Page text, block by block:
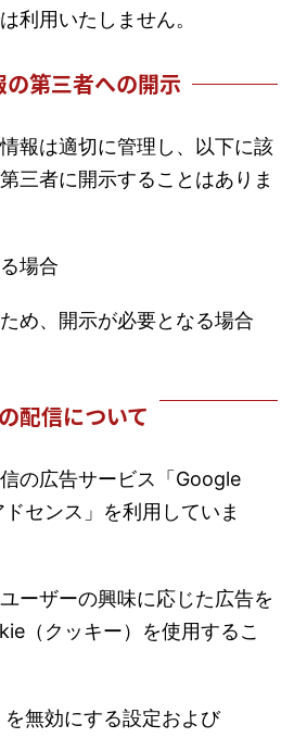
利用いたしません。
第三者への開示
報は適切に管理し、以下に該
三者に開示することはありま
場合
め、開示が必要となる場合
配信について
の広告サービス「Google
センス」を利用していま
ーザーの興味に応じた広告を
（クッキー）を使用するこ
無効にする設定および